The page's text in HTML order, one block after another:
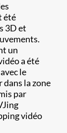
été
3D et
un
a été
le
la zone
par
vidéo